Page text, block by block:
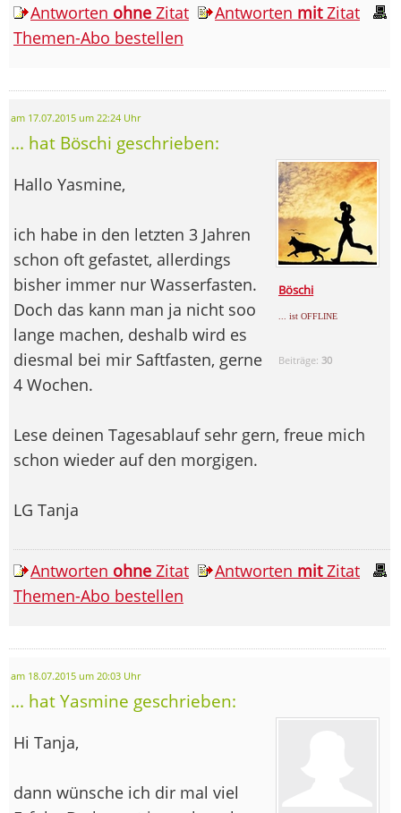
Antworten ohne Zitat Antworten mitZitat
Themen-Abo bestellen
am 17.07.2015 um 22:24 Uhr
... hat Böschi geschrieben:
Böschi
... ist OFFLINE
Beiträge: 30
Hallo Yasmine,
ich habe in den letzten 3 Jahren
schon oft gefastet, allerdings
bisher immer nur Wasserfasten.
Doch das kann man ja nicht soo
lange machen, deshalb wird es
diesmal bei mir Saftfasten, gerne
4 Wochen.
Lese deinen Tagesablauf sehr gern, freue mich
schon wieder auf den morgigen.
LG Tanja
Antworten ohne Zitat Antworten mitZitat
Themen-Abo bestellen
am 18.07.2015 um 20:03 Uhr
... hat Yasmine geschrieben:
Hi Tanja,
dann wünsche ich dir mal viel